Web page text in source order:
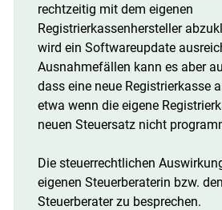
rechtzeitig mit dem eigenen
Registrierkassenhersteller
wird ein Softwareupdate
Ausnahmefällen kann es aber
dass eine neue Registrierkasse
etwa wenn die eigene
neuen Steuersatz nicht
Die steuerrechtlichen
eigenen Steuerberaterin bzw.
Steuerberater zu besprechen.